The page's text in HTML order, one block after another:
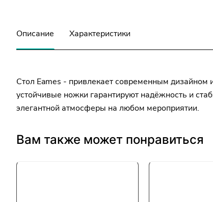
Описание Характеристики
Стол Eames - привлекает современным
устойчивые ножки гарантируют надёжность и
элегантной атмосферы на любом мероприятии.
Вам также может понравиться